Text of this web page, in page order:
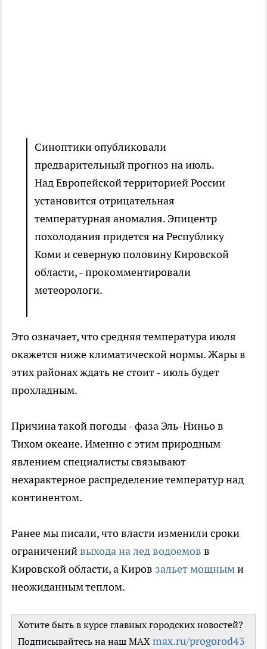
Синоптики опубликовали
предварительный прогноз на июль.
Над Европейской территорией России
установится отрицательная
температурная аномалия. Эпицентр
похолодания придется на Республику
Коми и северную половину Кировской
области, - прокомментировали
метеорологи.
Это означает, что средняя температура июля
окажется ниже климатической нормы. Жары в
этих районах ждать не стоит - июль будет
прохладным.
Причина такой погоды - фаза Эль-Ниньо в
Тихом океане. Именно с этим природным
явлением специалисты связывают
нехарактерное распределение температур над
континентом.
Ранее мы писали, что власти изменили сроки
ограниченийвыхода на лед водоемов в
Кировской области, а Киров зальет мощными
неожиданным теплом.
Хотите быть в курсе главных городских новостей?
Подписывайтесь на наш MAX max.ru/progorod43